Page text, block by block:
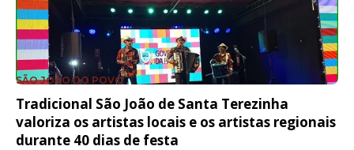
SÃO JOÃO DO POVO
Tradicional São João de Santa Terezinha
valoriza os artistas locais e os artistas regionais
durante 40 dias de festa